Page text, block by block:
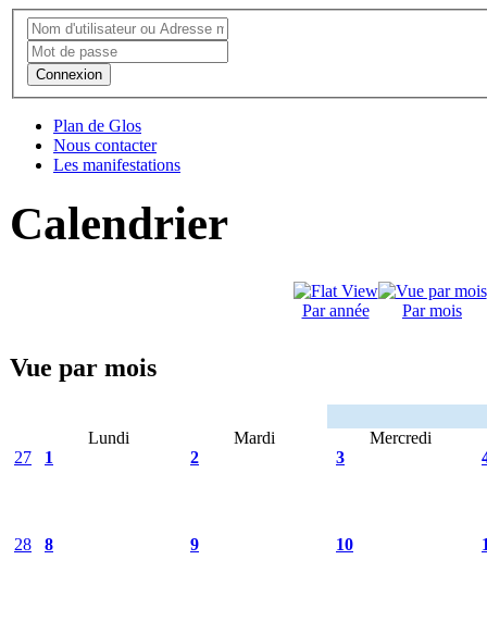
Connexion
Plan de Glos
Nous contacter
Les manifestations
Calendrier
Par année Par mois
Vue par mois
Lundi Mardi
Mercredi
27
1 2 3
28 8 9 10